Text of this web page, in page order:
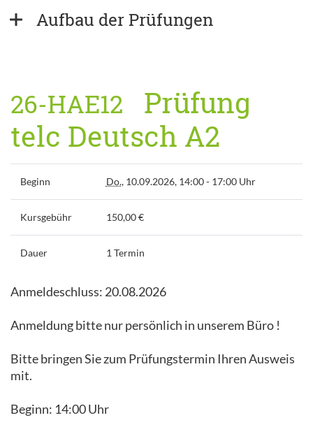
Aufbau der Prüfungen
26-HAE12 Prüfung
telc Deutsch A2
Beginn Do., 10.09.2026, 14:00 - 17:00 Uhr
Kursgebühr 150,00 €
Dauer 1 Termin
Anmeldeschluss: 20.08.2026
Anmeldung bitte nur persönlich in unserem Büro !
Bitte bringen Sie zum Prüfungstermin Ihren Ausweis
mit.
Beginn: 14:00 Uhr